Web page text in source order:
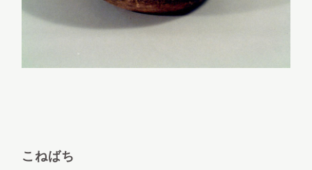
こねばち